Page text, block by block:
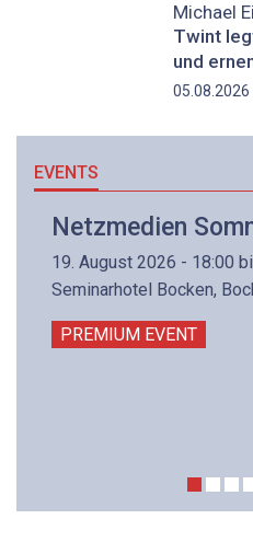
Michael
Twint
und
05.08.2026
EVENTS
Netzmedien
19. August 2026 - 18:00
Seminarhotel Bocken,
PREMIUM EVENT